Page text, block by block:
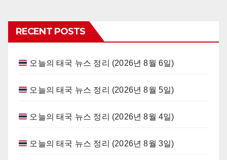
RECENT POSTS
오늘의 태국 뉴스 정리 (2026년 8월 6일)
오늘의 태국 뉴스 정리 (2026년 8월 5일)
오늘의 태국 뉴스 정리 (2026년 8월 4일)
오늘의 태국 뉴스 정리 (2026년 8월 3일)